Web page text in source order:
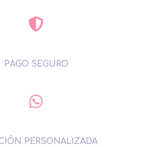
PAGO SEGURO
PERSONALIZADA